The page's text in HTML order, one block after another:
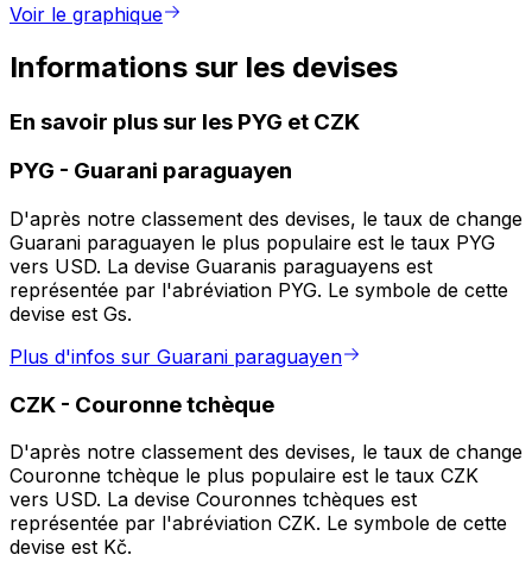
Voir le graphique
Informations sur les devises
En savoir plus sur les PYG et CZK
PYG - Guarani paraguayen
D'après notre classement des devises, le taux de change
Guarani paraguayen le plus populaire est le taux PYG
vers USD. La devise Guaranis paraguayens est
représentée par l'abréviation PYG. Le symbole de cette
devise est Gs.
Plus d'infos sur Guarani paraguayen
CZK - Couronne tchèque
D'après notre classement des devises, le taux de change
Couronne tchèque le plus populaire est le taux CZK
vers USD. La devise Couronnes tchèques est
représentée par l'abréviation CZK. Le symbole de cette
devise est Kč.